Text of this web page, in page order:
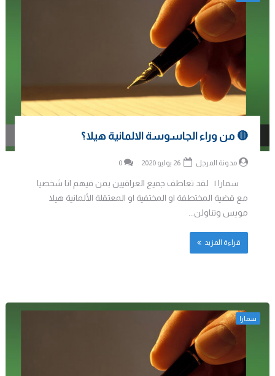
🔴 من وراء الجاسوسة الالمانية هيلا؟
مدونة المرجل 0
سمارا | لقد تعاطف جميع العراقيين بمن فيهم انا شخصيا
مع قضية المختطفة او المختفية او المعتقلة الألمانية هيلا
مويس وتناولن...
قراءة المزيد
سمارا